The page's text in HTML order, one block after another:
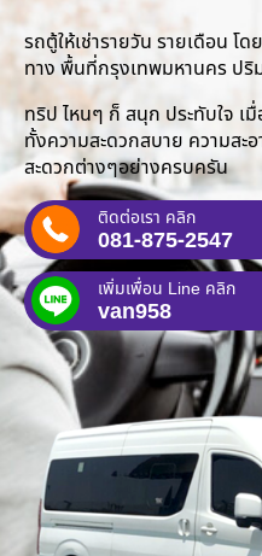
รถตู้ให้เช่ารายวัน รายเดือน โ
ทาง พื้นที่กรุงเทพมหานคร ป
ทริป ไหนๆ ก็ สนุก ประทับใจ เมื่
ทั้งความสะดวกสบาย ความส
สะดวกต่างๆอย่างครบครัน
ติดต่อเรา คลิก
081-875-2547
เพิ่มเพื่อน Line คลิก
van958